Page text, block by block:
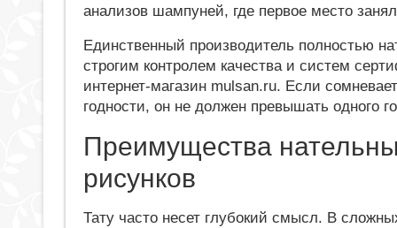
анализов шампуней, где первое место
Единственный производитель полностью
строгим контролем качества и систем
интернет-магазин mulsan.ru. Если
годности, он не должен превышать одного
Преимущества
рисунков
Тату часто несет глубокий смысл. В